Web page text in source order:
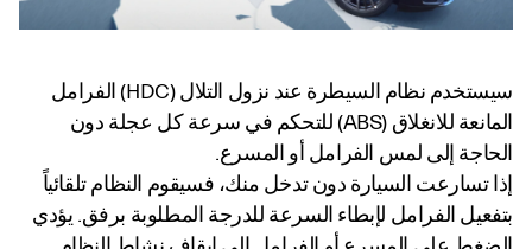
سيستخدم نظام السيطرة عند نزول التلال (HDC) الفرامل
المانعة للانغلاق (ABS) للتحكم في سرعة كل عجلة دون
الحاجة إلى لمس الفرامل أو المسرع.
إذا تسارعت السيارة دون تدخل منك، فسيقوم النظام تلقائياً
بتفعيل الفرامل لإبطاء السرعة للدرجة المطلوبة برفق. يؤدي